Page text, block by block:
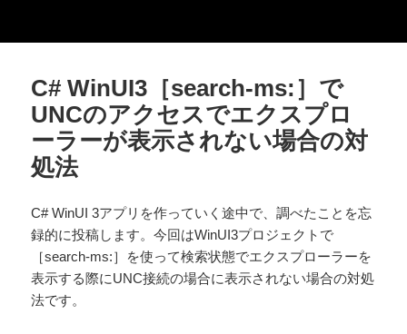
C# WinUI3［search-ms:］で
UNCのアクセスでエクスプロ
ーラーが表示されない場合の対
処法
C# WinUI 3アプリを作っていく途中で、調べたことを忘
録的に投稿します。今回はWinUI3プロジェクトで
［search-ms:］を使って検索状態でエクスプローラーを
表示する際にUNC接続の場合に表示されない場合の対処
法です。